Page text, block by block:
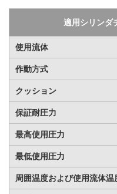
適用シリンダ
使用流体
作動方式
クッション
保証耐圧力
最高使用圧力
最低使用圧力
周囲温度および使用流体温